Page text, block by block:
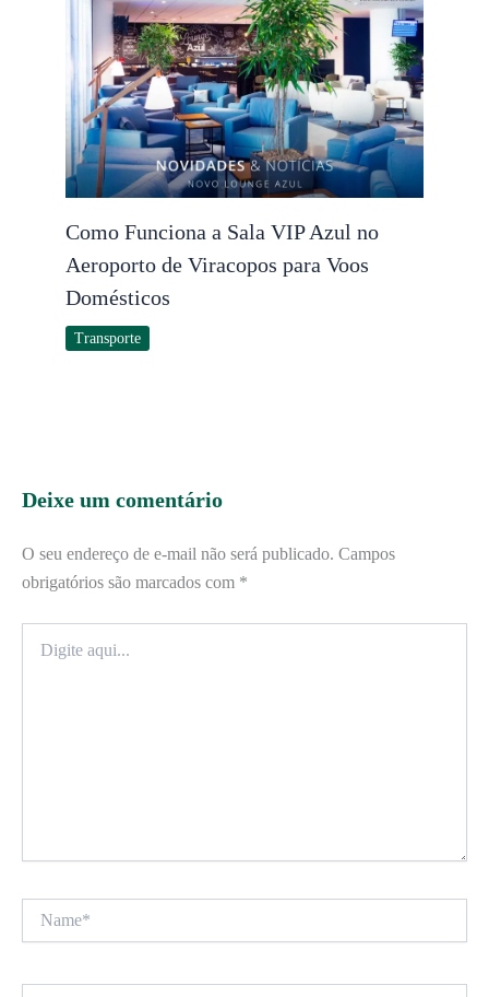
Como Funciona a Sala VIP Azul no
Aeroporto de Viracopos para Voos
Domésticos
Transporte
Deixe um comentário
O seu endereço de e-mail não será publicado. Campos
obrigatórios são marcados com *
aqui...